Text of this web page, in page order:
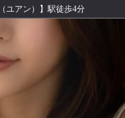
ユアン）】駅徒歩4分